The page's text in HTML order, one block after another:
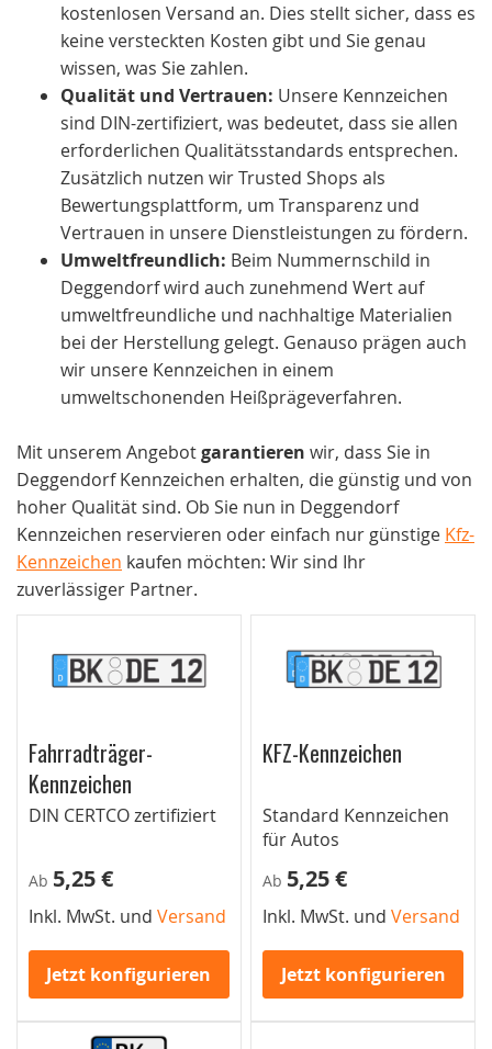
kostenlosen Versand an. Dies stellt sicher, dass es
keine versteckten Kosten gibt und Sie genau
wissen, was Sie zahlen.
Qualität und Vertrauen: Unsere Kennzeichen
sind DIN-zertifiziert, was bedeutet, dass sie allen
erforderlichen Qualitätsstandards entsprechen.
Zusätzlich nutzen wir Trusted Shops als
Bewertungsplattform, um Transparenz und
Vertrauen in unsere Dienstleistungen zu fördern.
Umweltfreundlich: Beim Nummernschild in
Deggendorf wird auch zunehmend Wert auf
umweltfreundliche und nachhaltige Materialien
bei der Herstellung gelegt. Genauso prägen auch
wir unsere Kennzeichen in einem
umweltschonenden Heißprägeverfahren.
Mit unserem Angebotgarantieren wir, dass Sie in
Deggendorf Kennzeichen erhalten, die günstig und von
hoher Qualität sind. Ob Sie nun in Deggendorf
Kennzeichen reservieren oder einfach nur günstige Kfz-
Kennzeichen kaufen möchten: Wir sind Ihr
zuverlässiger Partner.
Fahrradträger-
Kennzeichen
DIN CERTCO zertifiziert
Ab 5,25 €
Inkl. MwSt. und Versand
Jetzt konfigurieren
KFZ-Kennzeichen
Standard Kennzeichen
für Autos
Ab 5,25 €
Inkl. MwSt. undVersand
Jetzt konfigurieren